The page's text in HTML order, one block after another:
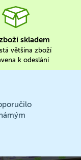
skladem
většina zboží
k odeslání